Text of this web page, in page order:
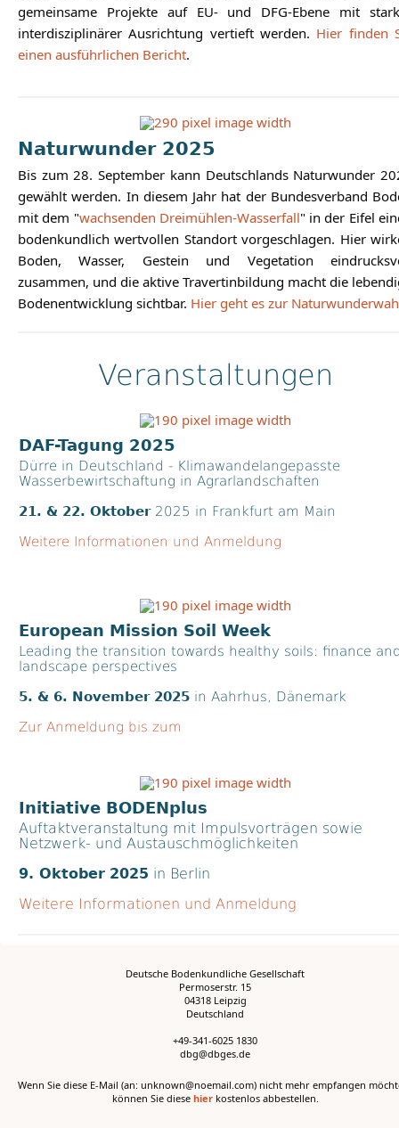
gemeinsame Projekte auf EU- und DFG-Ebene mit
interdisziplinärer Ausrichtung vertieft werden. Hier finden
einen ausführlichen Bericht.
Naturwunder 2025
Bis zum 28. September kann Deutschlands Naturwunder
gewählt werden. In diesem Jahr hat der Bundesverband
mit dem "wachsenden Dreimühlen-Wasserfall" in der Eifel
bodenkundlich wertvollen Standort vorgeschlagen. Hier
Boden, Wasser, Gestein und Vegetation
zusammen, und die aktive Travertinbildung macht die
Bodenentwicklung sichtbar. Hier geht es zur
Veranstaltungen
DAF-Tagung 2025
Dürre in Deutschland - Klimawandelangepasste
Wasserbewirtschaftung in Agrarlandschaften
21. & 22. Oktober2025 in Frankfurt am Main
Weitere Informationen und Anmeldung
European Mission Soil Week
Leading the transition towards healthy soils: finance
landscape perspectives
5. & 6. November 2025 in Aahrhus, Dänemark
Zur Anmeldung bis zum
Initiative BODENplus
Auftaktveranstaltung mit Impulsvorträgen sowie
Netzwerk- und Austauschmöglichkeiten
9. Oktober 2025 in Berlin
Weitere Informationen und Anmeldung
Deutsche Bodenkundliche Gesellschaft
Permoserstr. 15
04318 Leipzig
Deutschland
+49-341-6025 1830
dbg@dbges.de
Wenn Sie diese E-Mail (an: unknown@noemail.com) nicht mehr empfangen
können Sie diese hierkostenlos abbestellen.